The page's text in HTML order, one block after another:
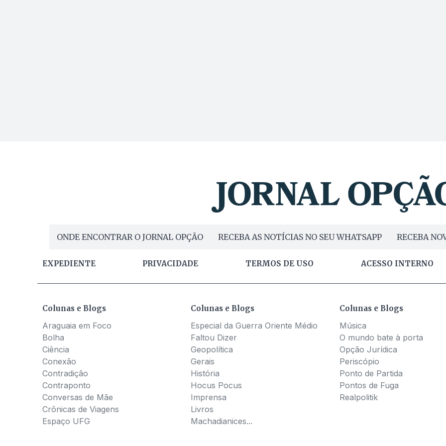
ONDE ENCONTRAR O JORNAL OPÇÃO RECEBA AS NOTÍCIAS NO SEU WHATSAPP RECEBA
EXPEDIENTE PRIVACIDADE TERMOS DE USO ACESSO INTERNO
Colunas e Blogs
Araguaia em Foco
Bolha
Ciência
Conexão
Contradição
Contraponto
Conversas de Mãe
Crônicas de Viagens
Espaço UFG
Colunas e Blogs
Especial da Guerra Oriente Médio
Faltou Dizer
Geopolítica
Gerais
História
Hocus Pocus
Imprensa
Livros
Machadianices...
Colunas e Blogs
Música
O mundo bate à porta
Opção Jurídica
Periscópio
Ponto de Partida
Pontos de Fuga
Realpolitik